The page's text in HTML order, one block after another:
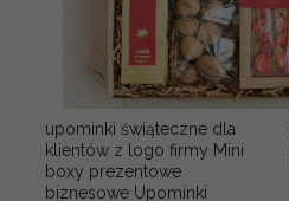
upominki świąteczne dla
klientów z logo firmy Mini
boxy prezentowe
biznesowe Upominki